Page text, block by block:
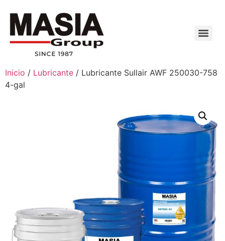
Inicio / Lubricante / Lubricante Sullair AWF 250030-758
4-gal